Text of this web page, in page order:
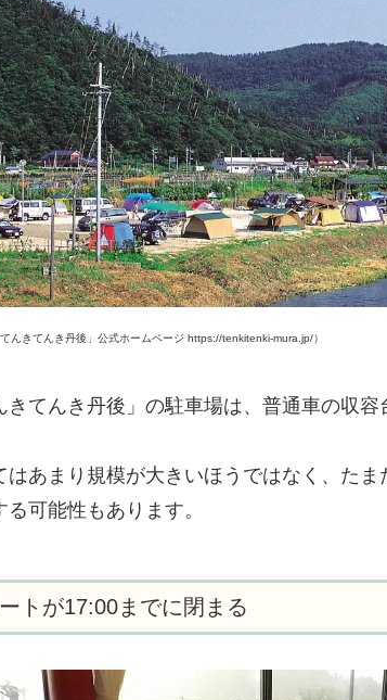
てんきてんき丹後」公式ホームページ https://tenkitenki-mura.jp/）
きてんき丹後」の駐車場は、普通車の収容
はあまり規模が大きいほうではなく、た
可能性もあります。
トが17:00までに閉まる